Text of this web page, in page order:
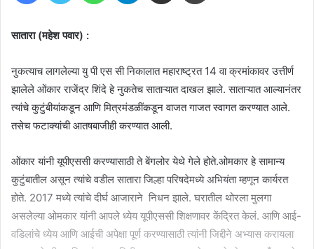
सातारा (महेश पवार) :
नुकत्याच लागलेल्या यु पी एस सी निकालात महाराष्ट्रत 14 वा क्रमांकावर उत्तीर्ण
झालेले ओंकार राजेंद्र शिंदे हे नुकतेच साताऱ्यात दाखल झाले. साताऱ्यात आल्यानंतर
त्यांचे कुटुंबीयांकडून आणि मित्रमंडळींकडून वाजत गाजत स्वागत करण्यात आले.
तसेच फटाक्यांची आतषबाजीही करण्यात आली.
ओंकार यांनी यूपीएससी करण्यासाठी ते बेंगलोर येथे गेले होते.ओमकार हे सामान्य
कुटुंबातील असून त्यांचे वडील सातारा जिल्हा परिषदेमध्ये अभियंता म्हणून कार्यरत
होते. 2017 मध्ये त्यांचे दीर्घ आजाराने निधन झाले. घरातील थोरला मुलगा
असलेल्या ओमकार यांनी आपले ध्येय यूपीएससी शिक्षणावर केंद्रित केलं. आणि आई-
वडिलांचे ध्येय आणि आईची अपेक्षा पूर्ण करण्यासाठी त्यांनी जिद्दीने अभ्यास करायला